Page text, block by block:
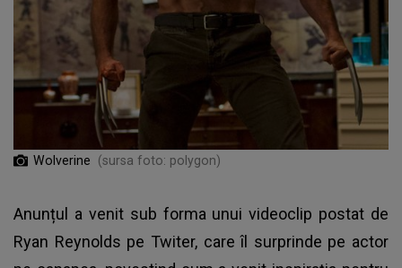
Wolverine (sursa foto: polygon)
Anunțul a venit sub forma unui videoclip postat de
Ryan Reynolds pe Twiter, care îl surprinde pe actor